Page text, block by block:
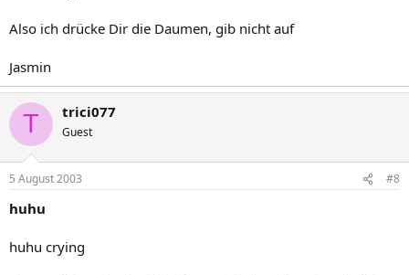
Also ich drücke Dir die Daumen, gib nicht auf
Jasmin
T trici077
Guest
5 August 2003 #8
huhu
huhu crying